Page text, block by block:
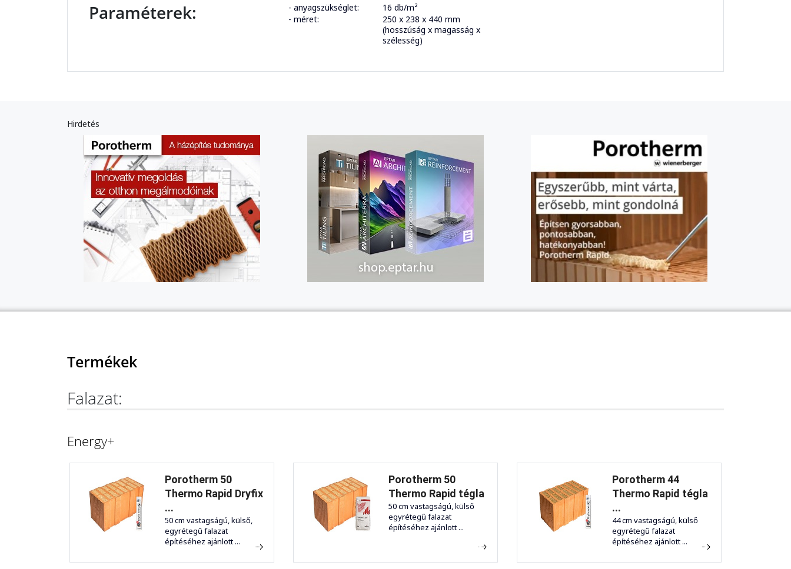
Paraméterek: - anyagszükséglet:
16 db/m²
- méret:
250 x 238 x 440 mm
(hosszúság x magasság x
szélesség)
Hirdetés
Termékek
Falazat:
Energy+
Porotherm 50
Thermo Rapid Dryfix
...
50 cm vastagságú, külső,
egyrétegű falazat
építéséhez ajánlott ...
Porotherm 50
Thermo Rapid tégla
50 cm vastagságú, külső
egyrétegű falazat
építéséhez ajánlott ...
Porotherm 44
Thermo Rapid tégla
...
44 cm vastagságú, külső
egyrétegű falazat
építéséhez ajánlott ...